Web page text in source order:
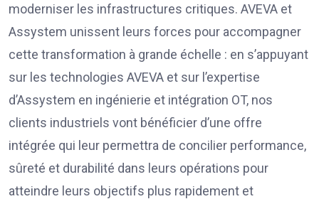
moderniser les infrastructures critiques. AVEVA et
Assystem unissent leurs forces pour accompagner
cette transformation à grande échelle : en s’appuyant
sur les technologies AVEVA et sur l’expertise
d’Assystem en ingénierie et intégration OT, nos
clients industriels vont bénéficier d’une offre
intégrée qui leur permettra de concilier performance,
sûreté et durabilité dans leurs opérations pour
atteindre leurs objectifs plus rapidement et